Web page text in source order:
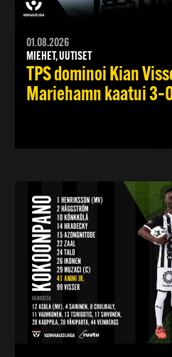
01.08.2026
MIEHET, UUTISET
TPS dominoi Kian
Mariehamn kaatui